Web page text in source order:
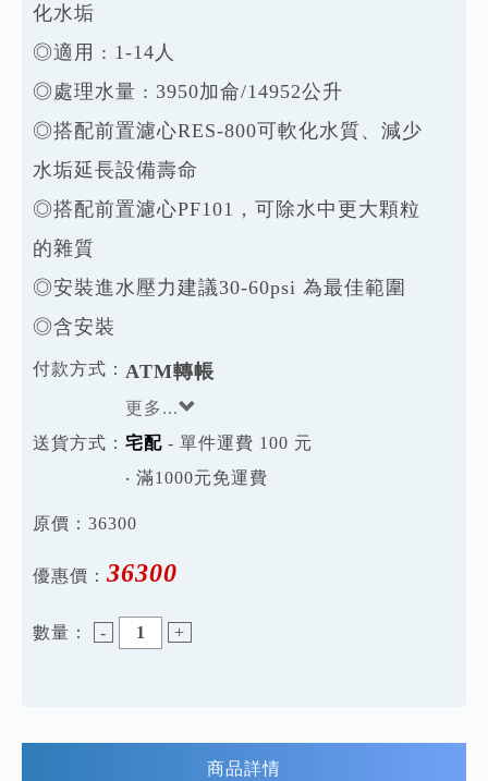
化水垢
◎適用 : 1-14人
◎處理水量 : 3950加侖/14952公升
◎搭配前置濾心RES-800可軟化水質、減少
水垢延長設備壽命
◎搭配前置濾心PF101，可除水中更大顆粒
的雜質
◎安裝進水壓力建議30-60psi 為最佳範圍
◎含安裝
付款方式： ATM轉帳
更多...
送貨方式： 宅配 - 單件運費 100 元
‧ 滿1000元免運費
原價： 36300
優惠價： 36300
數量： - +
商品詳情